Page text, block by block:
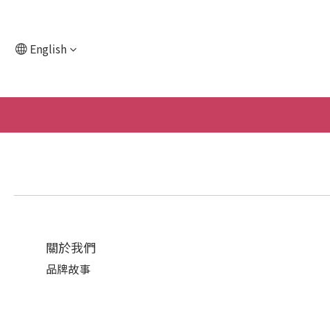
English
關於我們
品牌故事